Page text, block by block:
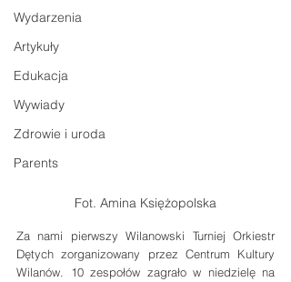
Wydarzenia
Artykuły
Edukacja
Wywiady
Zdrowie i uroda
Parents
Fot. Amina Księżopolska
Za nami pierwszy Wilanowski Turniej Orkiestr
Dętych zorganizowany przez Centrum Kultury
Wilanów. 10 zespołów zagrało w niedzielę na